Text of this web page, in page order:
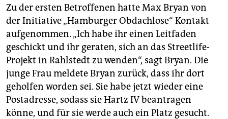
Zu der ersten Betroffenen hatte Max Bryan von
der Initiative „Hamburger Obdachlose“ Kontakt
aufgenommen. „Ich habe ihr einen Leitfaden
geschickt und ihr geraten, sich an das Streetlife-
Projekt in Rahl­stedt zu wenden“, sagt Bryan. Die
junge Frau meldete Bryan zurück, dass ihr dort
geholfen worden sei. Sie habe jetzt wieder eine
Postadresse, sodass sie Hartz IV beantragen
könne, und für sie werde auch ein Platz gesucht.